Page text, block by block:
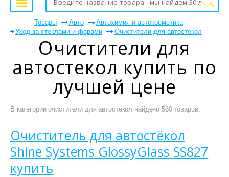
Товары Авто
Автохимия и автокосметика
Уход за стеклами и фарами
Очистители для автостекол
Очистители для
автостекол купить по
лучшей цене
В категории очистители для автостекол найдено 560 товаров.
Очиститель для автостёкол
Shine Systems GlossyGlass SS827
купить